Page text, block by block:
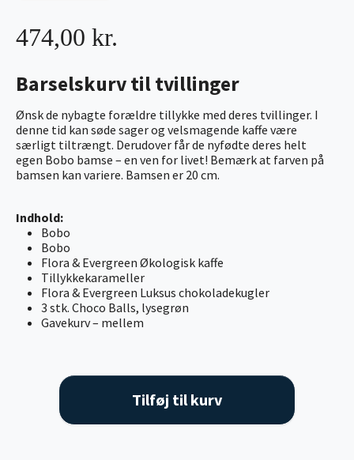
Barselskurv til tvillinger
Ønsk de nybagte forældre tillykke med deres tvillinger. I
denne tid kan søde sager og velsmagende kaffe være
særligt tiltrængt. Derudover får de nyfødte deres helt
egen Bobo bamse – en ven for livet! Bemærk at farven på
bamsen kan variere. Bamsen er 20 cm.
Indhold:
Bobo
Bobo
Flora & Evergreen Økologisk kaffe
Tillykkekarameller
Flora & Evergreen Luksus chokoladekugler
3 stk. Choco Balls, lysegrøn
Gavekurv – mellem
474,00 kr.
Tilføj til kurv